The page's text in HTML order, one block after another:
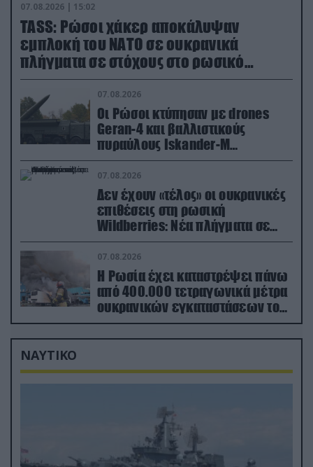
07.08.2026 | 15:02
TASS: Ρώσοι χάκερ αποκάλυψαν
εμπλοκή του ΝΑΤΟ σε ουκρανικά
πλήγματα σε στόχους στο ρωσικό
έδαφος!
07.08.2026
Οι Ρώσοι κτύπησαν με drones
Geran-4 και βαλλιστικούς
πυραύλους Iskander-M
ουκρανικό τρένο με στρατιωτικό
εξοπλισμό
07.08.2026
Δεν έχουν «τέλος» οι ουκρανικές
επιθέσεις στη ρωσική
Wildberries: Νέα πλήγματα σε
εγκαταστάσεις στα Ουράλια
07.08.2026
Η Ρωσία έχει καταστρέψει πάνω
από 400.000 τετραγωνικά μέτρα
ουκρανικών εγκαταστάσεων τον
Ιούλιο
ΝΑΥΤΙΚΟ